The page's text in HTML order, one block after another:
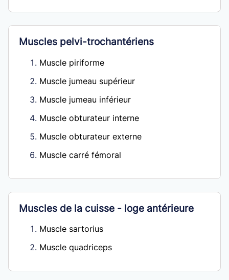
Muscles pelvi-trochantériens
Muscle piriforme
Muscle jumeau supérieur
Muscle jumeau inférieur
Muscle obturateur interne
Muscle obturateur externe
Muscle carré fémoral
Muscles de la cuisse - loge antérieure
Muscle sartorius
Muscle quadriceps